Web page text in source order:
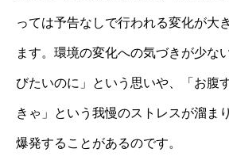
っては予告なしで行われる変化が大
ます。環境の変化への気づきが少な
びたいのに」という思いや、「お腹
きゃ」という我慢のストレスが溜ま
爆発することがあるのです。